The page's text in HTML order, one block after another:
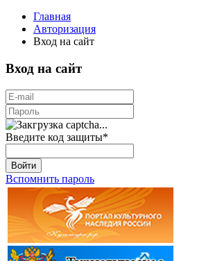
Главная
Авторизация
Вход на сайт
Вход на сайт
Введите код защиты*
Войти
Вспомнить пароль